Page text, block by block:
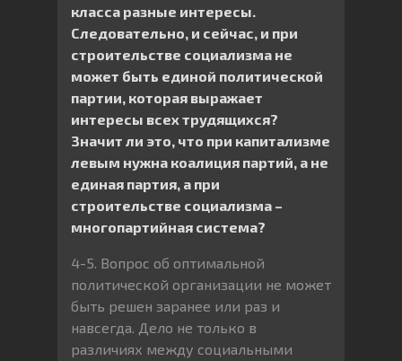
класса разные интересы.
Следовательно, и сейчас, и при
строительстве социализма не
может быть единой политической
партии, которая выражает
интересы всех трудящихся?
Значит ли это, что при капитализме
левым нужна коалиция партий, а не
единая партия, а при
строительстве социализма –
многопартийная система?
4-5. Вопрос об оптимальной
политической организации не может
быть решен заранее или раз и
навсегда. Дело не только в
различиях между социальными